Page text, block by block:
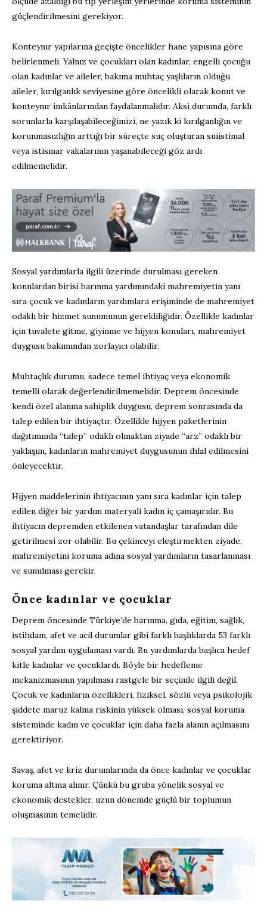
güçlendirilmesini gerekiyor.
Konteynır yapılarına geçişte öncelikler hane yapısına göre
belirlenmeli. Yalnız ve çocukları olan kadınlar, engelli çocuğu
olan kadınlar ve aileler, bakıma muhtaç yaşlıların olduğu
aileler, kırılganlık seviyesine göre öncelikli olarak konut ve
konteynır imkânlarından faydalanmalıdır. Aksi durumda, farklı
sorunlarla karşılaşabileceğimizi, ne yazık ki kırılganlığın ve
korunmasızlığın arttığı bir süreçte suç oluşturan suiistimal
veya istismar vakalarının yaşanabileceği göz ardı
edilmemelidir.
Sosyal yardımlarla ilgili üzerinde durulması gereken
konulardan birisi barınma yardımındaki mahremiyetin yanı
sıra çocuk ve kadınların yardımlara erişiminde de mahremiyet
odaklı bir hizmet sunumunun gerekliliğidir. Özellikle kadınlar
için tuvalete gitme, giyinme ve hijyen konuları, mahremiyet
duygusu bakımından zorlayıcı olabilir.
Muhtaçlık durumu, sadece temel ihtiyaç veya ekonomik
temelli olarak değerlendirilmemelidir. Deprem öncesinde
kendi özel alanına sahiplik duygusu, deprem sonrasında da
talep edilen bir ihtiyaçtır. Özellikle hijyen paketlerinin
dağıtımında “talep” odaklı olmaktan ziyade “arz” odaklı bir
yaklaşım, kadınların mahremiyet duygusunun ihlal edilmesini
önleyecektir.
Hijyen maddelerinin ihtiyacının yanı sıra kadınlar için talep
edilen diğer bir yardım materyali kadın iç çamaşırıdır. Bu
ihtiyacın depremden etkilenen vatandaşlar tarafından dile
getirilmesi zor olabilir. Bu çekinceyi eleştirmekten ziyade,
mahremiyetini koruma adına sosyal yardımların tasarlanması
ve sunulması gerekir.
Önce kadınlar ve çocuklar
Deprem öncesinde Türkiye’de barınma, gıda, eğitim, sağlık,
istihdam, afet ve acil durumlar gibi farklı başlıklarda 53 farklı
sosyal yardım uygulaması vardı. Bu yardımlarda başlıca hedef
kitle kadınlar ve çocuklardı. Böyle bir hedefleme
mekanizmasının yapılması rastgele bir seçimle ilgili değil.
Çocuk ve kadınların özellikleri, fiziksel, sözlü veya psikolojik
şiddete maruz kalma riskinin yüksek olması, sosyal koruma
sisteminde kadın ve çocuklar için daha fazla alanın açılmasını
gerektiriyor.
Savaş, afet ve kriz durumlarında da önce kadınlar ve çocuklar
koruma altına alınır. Çünkü bu gruba yönelik sosyal ve
ekonomik destekler, uzun dönemde güçlü bir toplumun
oluşmasının temelidir.